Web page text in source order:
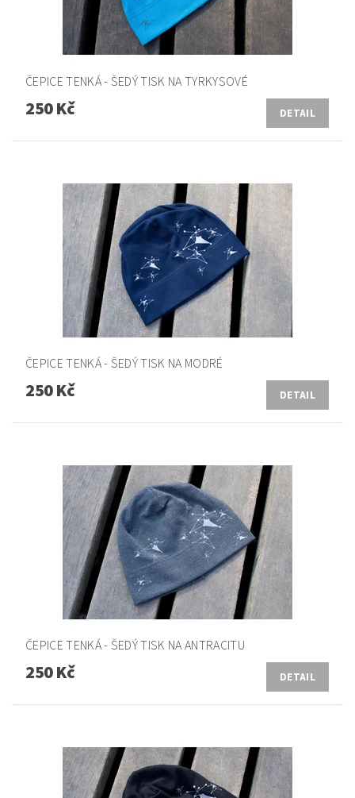
ČEPICE TENKÁ - ŠEDÝ TISK NA TYRKYSOVÉ
250 Kč DETAIL
ČEPICE TENKÁ - ŠEDÝ TISK NA MODRÉ
250 Kč DETAIL
ČEPICE TENKÁ - ŠEDÝ TISK NA ANTRACITU
250 Kč DETAIL